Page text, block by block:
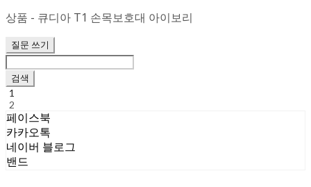
상품 - 큐디아 T1 손목보호대 아이보리
질문 쓰기
검색
1
2
페이스북
카카오톡
네이버 블로그
밴드